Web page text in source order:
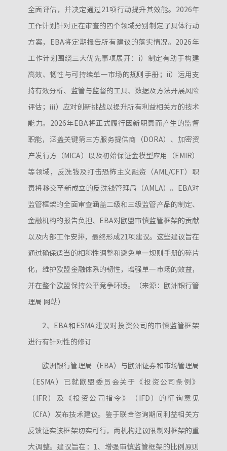
全面评估，并决定通过21项行动提升其效能。2026年
工作计划针对正在审查的四个领域分别制定了具体行动
方案，EBA将定期报告所有建议的落实情况。2026年
工作计划围绕三大优先事项展开：i）制定有助于构建
高效、韧性与可持续单一市场的规则手册；ii）运用支
持有效分析、监管与监督的工具、数据及方法开展风险
评估；iii）应对创新挑战以提升所有利益相关方的技术
能力。2026年EBA将正式履行因新职责而产生的监督
职能，涵盖关键第三方服务提供商（DORA）、加密资
产发行方（MICA）以及初始保证金模型应用（EMIR）
等领域，反洗钱及打击恐怖主义融资（AML/CFT）职
责将移交至新成立的反洗钱管理局（AMLA）。EBA对
监管框架的全面审查涵盖二级和三级监管产品的制定、
金融机构的报告负担、EBA对欧盟审慎监管框架的贡献
以及内部工作安排，最终形成21项建议。这些建议旨在
通过确保适当的相称性调整和避免单一规则手册的碎片
化，维护欧盟金融体系的韧性，增强单一市场的效益，
并在整个欧盟保持公平竞争环境。（来源：欧洲银行管
理局 网站）
2、EBA和ESMA建议对投资公司的审慎监管框架
进行有针对性的修订
欧洲银行管理局（EBA）与欧洲证券和市场管理局
（ESMA）已就欧盟委员会关于《投资公司条例》
（IFR）及《投资公司指令》（IFD）的征询意见
（CfA）发布技术建议。鉴于联合咨询期间利益相关方
反馈证实该框架切实可行，两机构建议限制对框架的重
大调整。建议旨在：1、增强审慎监管框架的比例原则